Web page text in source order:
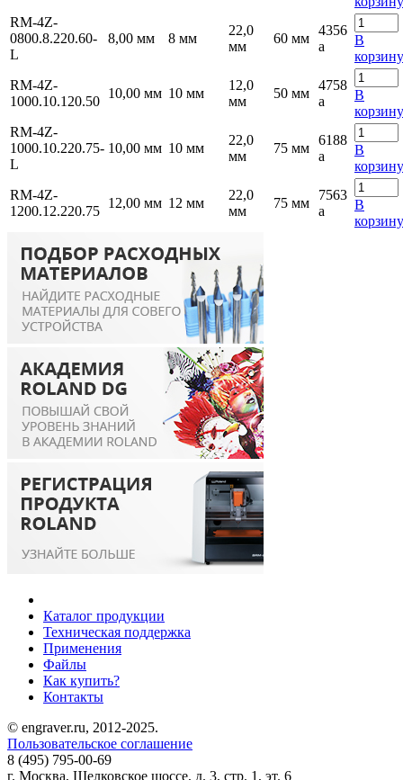
RM-4Z-
0800.8.220.60-
L
8,00 мм 8 мм
22,0
мм
60 мм
4356
a
В
корзину
RM-4Z-
1000.10.120.50
10,00 мм 10 мм
12,0
мм
50 мм
4758
a
В
корзину
RM-4Z-
1000.10.220.75-
L
10,00 мм 10 мм
22,0
мм
75 мм
6188
a
В
корзину
RM-4Z-
1200.12.220.75
12,00 мм 12 мм
22,0
мм
75 мм
7563
a
В
корзину
Каталог продукции
Техническая поддержка
Применения
Файлы
Как купить?
Контакты
© engraver.ru, 2012-2025.
Пользовательское соглашение
8 (495) 795-00-69
г. Москва, Щелковское шоссе, д. 3, стр. 1, эт. 6